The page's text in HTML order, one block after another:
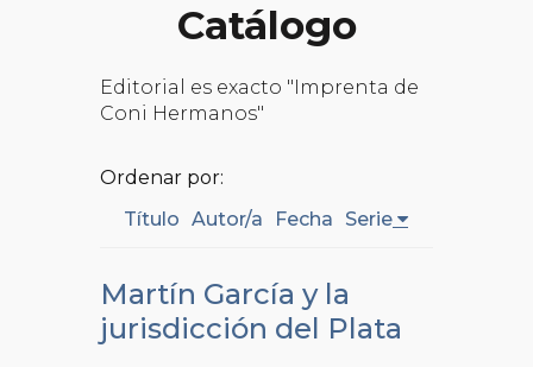
Catálogo
Editorial es exacto "Imprenta de
Coni Hermanos"
Ordenar por:
Título Autor/a Fecha Serie
Martín García y la
jurisdicción del Plata